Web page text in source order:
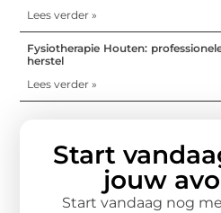
Lees verder »
Fysiotherapie Houten:
herstel
Lees verder »
Start
jouw
Start vandaag nog